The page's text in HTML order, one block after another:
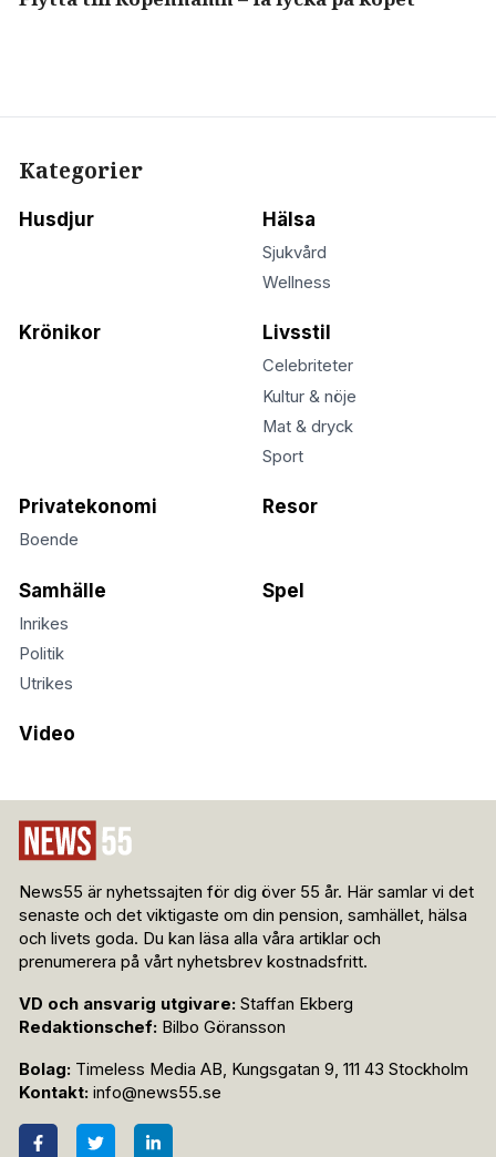
Kategorier
Husdjur Hälsa
Sjukvård
Wellness
Krönikor Livsstil
Celebriteter
Kultur & nöje
Mat & dryck
Sport
Privatekonomi
Boende
Resor
Samhälle
Inrikes
Politik
Utrikes
Spel
Video
News55 är nyhetssajten för dig över 55 år. Här samlar vi det
senaste och det viktigaste om din pension, samhället, hälsa
och livets goda. Du kan läsa alla våra artiklar och
prenumerera på vårt nyhetsbrev kostnadsfritt.
VD och ansvarig utgivare: Staffan Ekberg
Redaktionschef: Bilbo Göransson
Bolag: Timeless Media AB, Kungsgatan 9, 111 43 Stockholm
Kontakt: info@news55.se